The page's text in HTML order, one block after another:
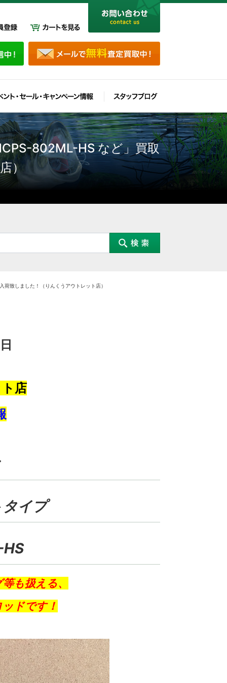
802ML-HS など」買取
）
致しました！（りんくうアウトレット店）
日
店
イプ
も扱える、
ドです！